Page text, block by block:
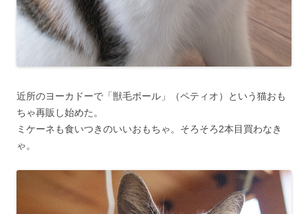
近所のヨーカドーで「獣毛ボール」（ペティオ）という猫おも
ちゃ再販し始めた。
ミケーネも食いつきのいいおもちゃ。そろそろ2本目買わなき
ゃ。